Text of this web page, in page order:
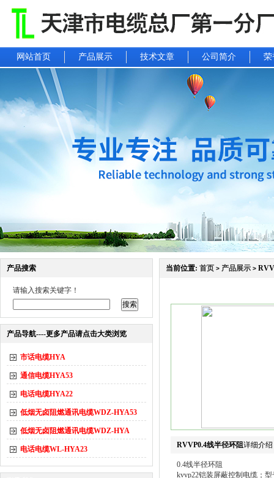
网站首页 产品展示 技术文章 公司简介 荣
产品搜索
请输入搜索关键字！
产品导航----更多产品请点击大类浏览
市话电缆HYA
通信电缆HYA53
电话电缆HYA22
低烟无卤阻燃通讯电缆WDZ-HYA53
低烟无卤阻燃通讯电缆WDZ-HYA
电话电缆WL-HYA23
当前位置: 首页 > 产品展示 >
RVVP0.4线半径环阻详细介绍
0.4线半径环阻
kvvp22铠装屏蔽控制电缆；